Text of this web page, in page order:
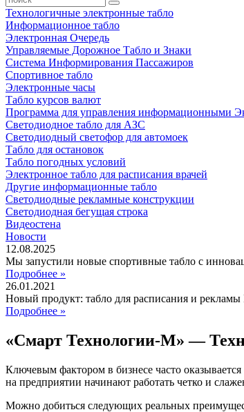
Технологичные электронные табло
Информационное табло
Электронная Очередь
Управляемые Дорожное Табло и Знаки
Система Информирования Пассажиров
Спортивное табло
Электронные часы
Табло курсов валют
Программа для управления информационными
Светодиодное табло для АЗС
Светодиодный светофор для автомоек
Табло для остановок
Табло погодных условий
Электронное табло для расписания врачей
Другие информационные табло
Светодиодные рекламные конструкции
Светодиодная бегущая строка
Видеостена
Новости
12.08.2025
Мы запустили новые спортивные табло с
Подробнее »
26.01.2021
Новый продукт: табло для расписания и
Подробнее »
«Смарт Технологии-М» —
Ключевым фактором в бизнесе часто
на предприятии начинают работать четко и
Можно добиться следующих реальных